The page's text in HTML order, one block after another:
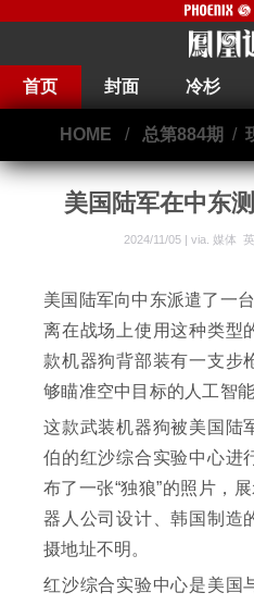
首页 封面 冷杉
HOME / 总第884期 /
美国陆军在中东
2024/11/05 | via. 媒体
美国陆军向中东派遣了一
离在战场上使用这种类型
款机器狗背部装有一支步
够瞄准空中目标的人工智
这款武装机器狗被美国陆
伯的红沙综合实验中心进
布了一张“独狼”的照片，
器人公司设计、韩国制造
摄地址不明。
红沙综合实验中心是美国